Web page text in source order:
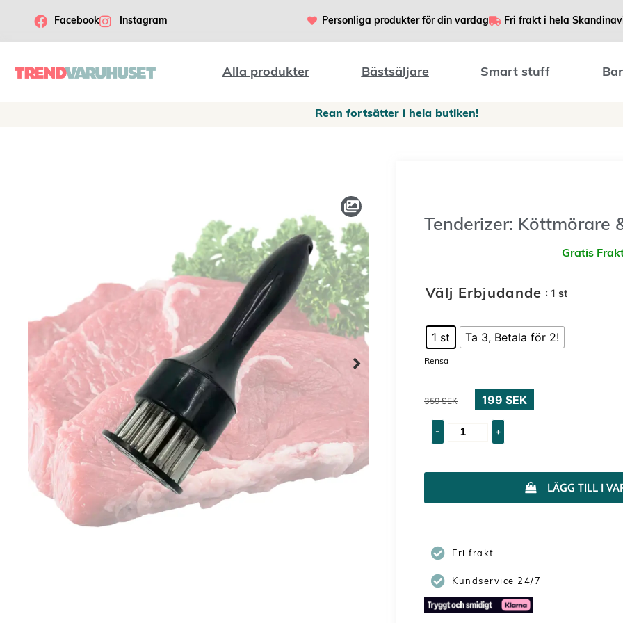
Facebook Instagram Personliga produkter för din vardag Fri frakt i hela
Alla produkter Bästsäljare Smart stuff
Rean fortsätter i hela butiken!
Tenderizer: Köttmörare
Gratis
Välj Erbjudande : 1 st
1 st Ta 3, Betala för 2!
Rensa
359SEK 199 SEK
- +
LÄGG TILL I
Fri frakt
Kundservice 24/7